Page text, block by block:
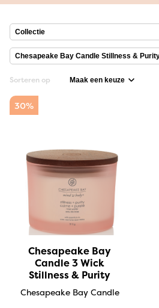
Sorteren op
Chesapeake Bay
Candle 3 Wick
Stillness & Purity
Chesapeake Bay Candle
30%